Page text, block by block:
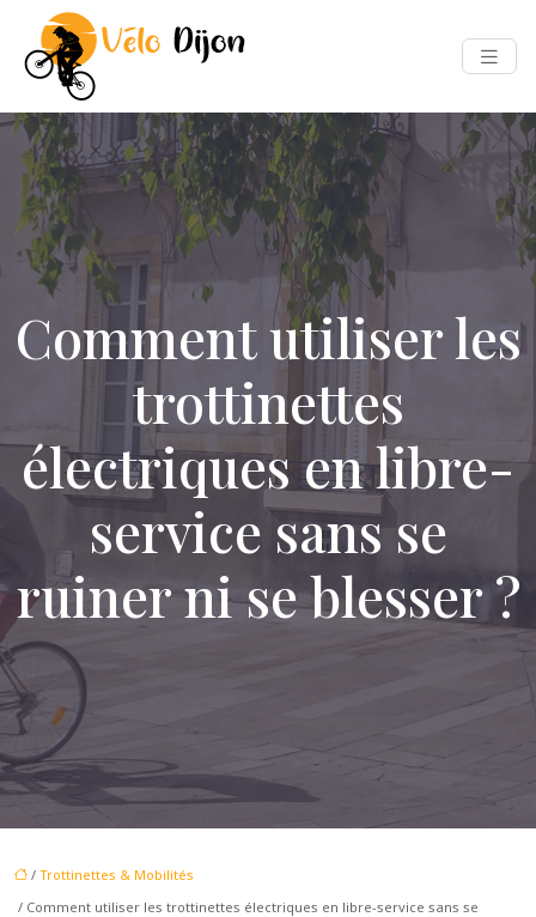
Comment utiliser les
trottinettes
électriques en libre-
service sans se
ruiner ni se blesser ?
/ Trottinettes & Mobilités
/ Comment utiliser les trottinettes électriques en libre-service sans se